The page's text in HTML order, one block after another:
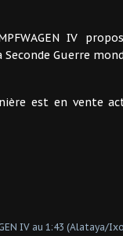
IV
Guerre
est en vente